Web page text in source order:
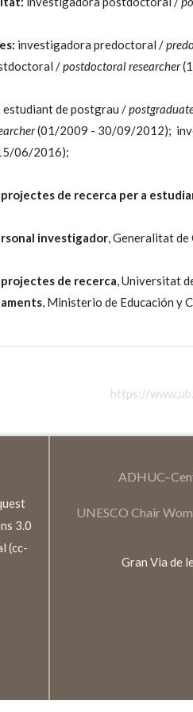
investigadora predoctoral /
/postdoctoral researcher
estudiant de postgrau /
(01/2009 - 30/09/2012);
06/2016);
projectes de recerca per a
investigador, Generalitat de
de recerca, Universitat
, Ministerio de Educación y
https://
3.0
(cc-
UNESCO Chair
Gran Via de
TEXTOS